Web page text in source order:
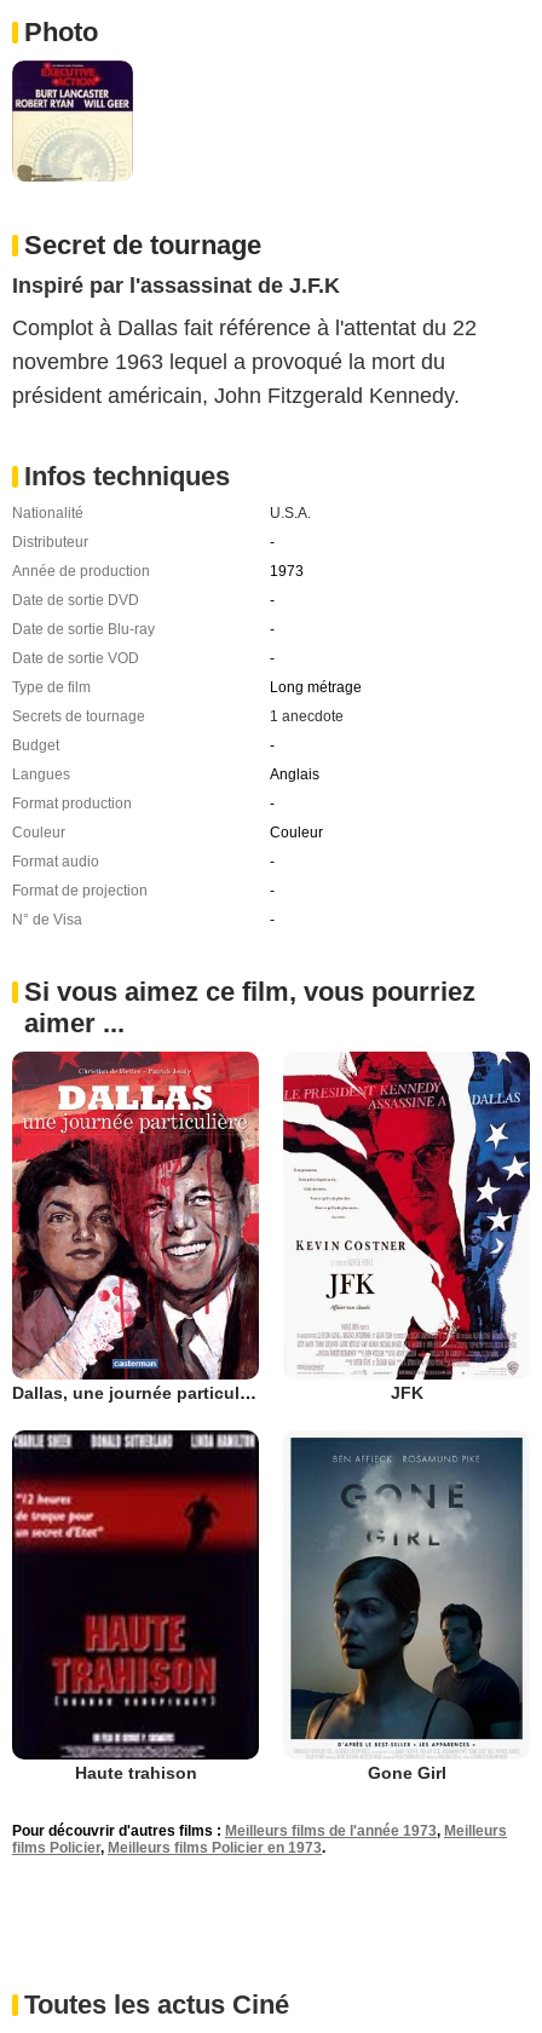
Photo
Secret de tournage
Inspiré par l'assassinat de J.F.K
Complot à Dallas fait référence à l'attentat du 22
novembre 1963 lequel a provoqué la mort du
président américain, John Fitzgerald Kennedy.
Infos techniques
Nationalité
U.S.A.
Distributeur
-
Année de production
1973
Date de sortie DVD
-
Date de sortie Blu-ray
-
Date de sortie VOD
-
Type de film
Long métrage
Secrets de tournage
1 anecdote
Budget
-
Langues
Anglais
Format production
-
Couleur
Couleur
Format audio
-
Format de projection
-
N° de Visa
-
Si vous aimez ce film, vous pourriez
aimer ...
Dallas, une journée particulière JFK
Haute trahison Gone Girl
Pour découvrir d'autres films : Meilleurs films de l'année 1973, Meilleurs
films Policier, Meilleurs films Policier en 1973.
Toutes les actus Ciné